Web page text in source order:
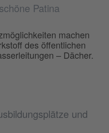
und
Patina
machen
des öffentlichen
– Dächer.